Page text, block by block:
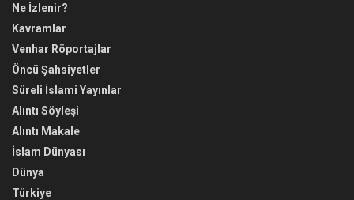
Ne İzlenir?
Kavramlar
Venhar Röportajlar
Öncü Şahsiyetler
Süreli İslami Yayınlar
Alıntı Söyleşi
Alıntı Makale
İslam Dünyası
Dünya
Türkiye